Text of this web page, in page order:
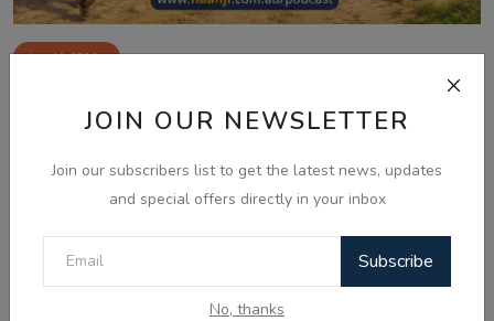
JOIN OUR NEWSLETTER
Join our subscribers list to get the latest news, updates
and special offers directly in your inbox
Subscribe
No, thanks
Aug 10, 2026
Ranjodh ...
Comments